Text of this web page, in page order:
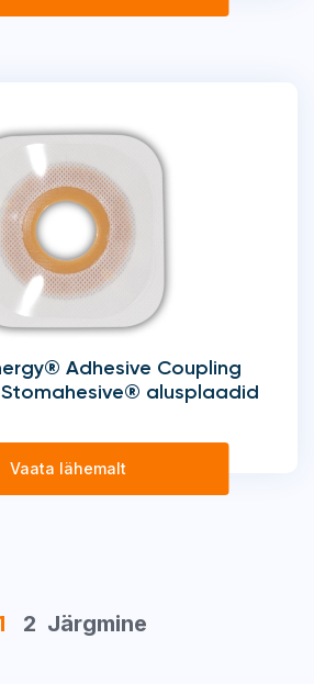
Adhesive Coupling
Stomahesive® alusplaadid
Vaata lähemalt
2 Järgmine